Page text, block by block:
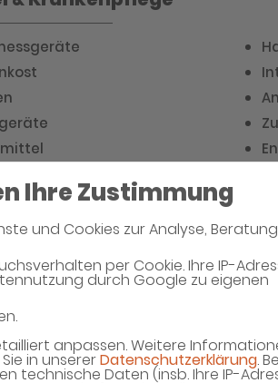
Ihre Zustimmung
und Cookies zur Analyse,
per Cookie. Ihre IP-
durch Google zu eigenen
anpassen. Weitere
in unsererDatenschutzerklärung.
technische Daten (insb. Ihre IP-